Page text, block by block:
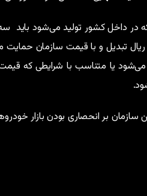
که در داخل کشور تولید می‌شود
یا متناسب با شرایطی که
اعتقاد این سازمان بر انحصاری بودن